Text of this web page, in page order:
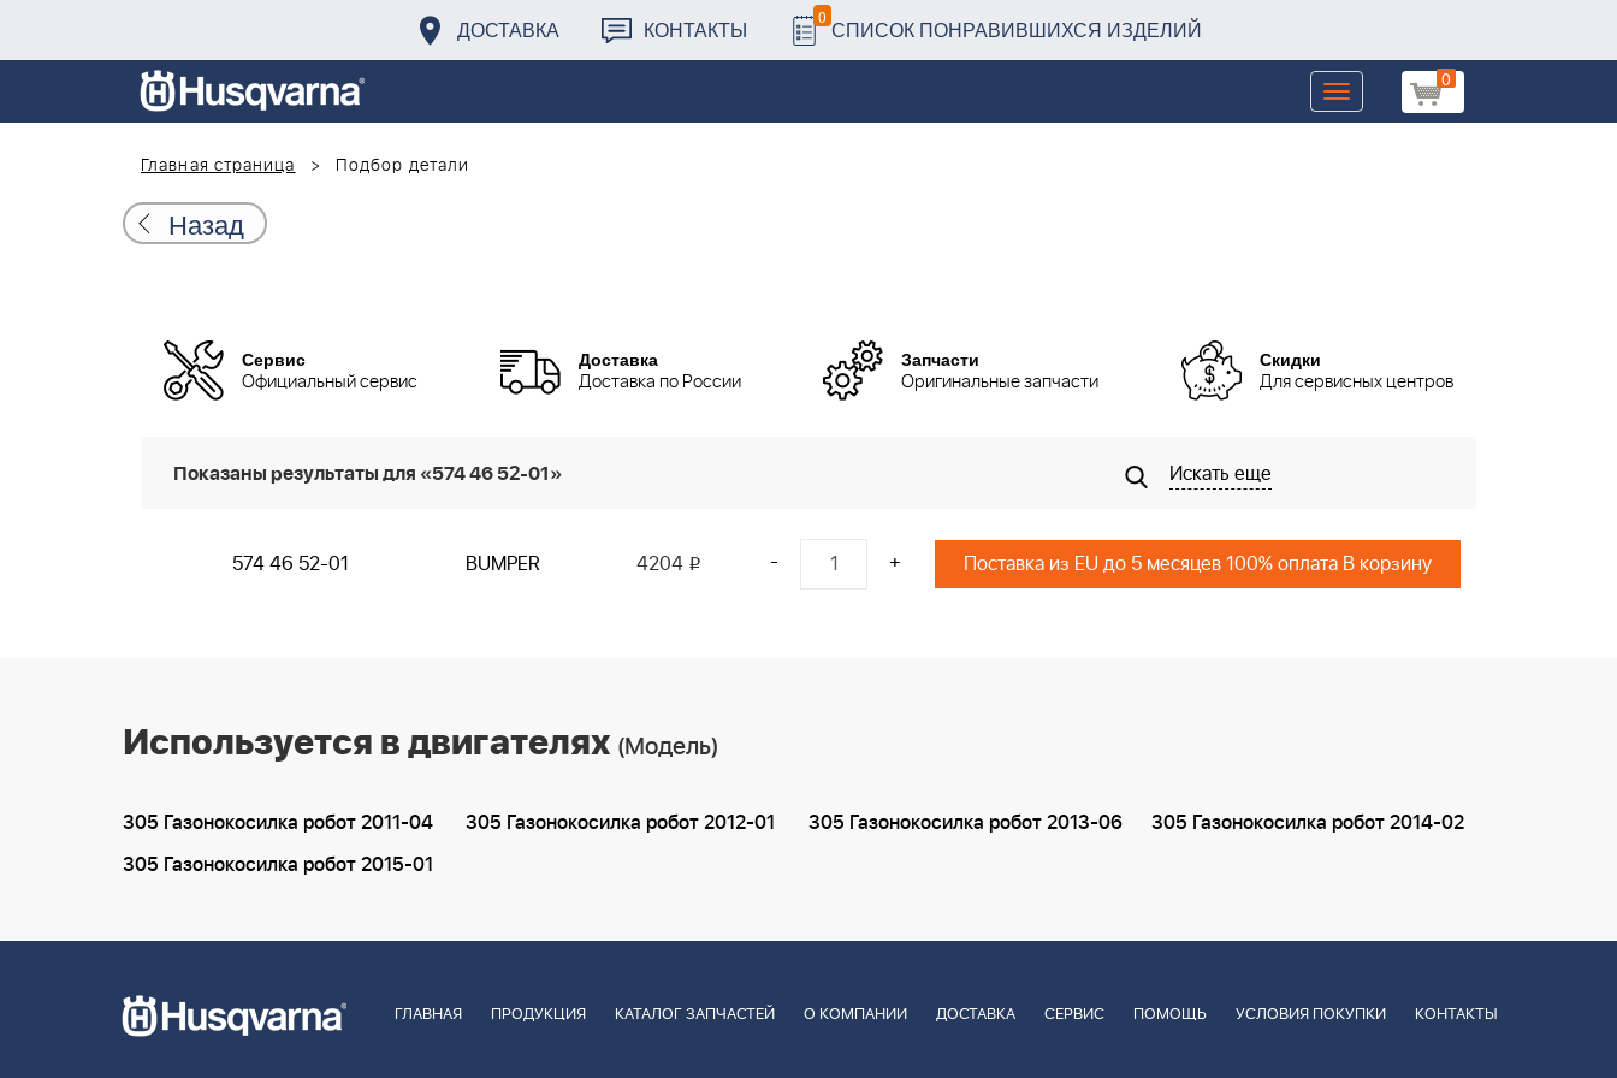
ДОСТАВКА КОНТАКТЫ 0 СПИСОК ПОНРАВИВШИХСЯ ИЗДЕЛИЙ
0
Toggle
navigation
Главная страница
Подбор детали
Назад
Сервис
Официальный сервис
Доставка
Доставка по России
Запчасти
Оригинальные запчасти
Скидки
Для сервисных центров
Показаны результаты для «574 46 52-01» Искать еще
574 46 52-01 BUMPER 4204 i - + Поставка из EU до 5 месяцев 100% оплата В корзину
Используется в двигателях (Модель)
305 Газонокосилка робот 2011-04 305 Газонокосилка робот 2012-01 305 Газонокосилка робот 2013-06
305 Газонокосилка робот 2014-02
305 Газонокосилка робот 2015-01
ГЛАВНАЯ ПРОДУКЦИЯ КАТАЛОГ ЗАПЧАСТЕЙ О КОМПАНИИ ДОСТАВКА СЕРВИС ПОМОЩЬ УСЛОВИЯ ПОКУПКИ КОНТАКТЫ